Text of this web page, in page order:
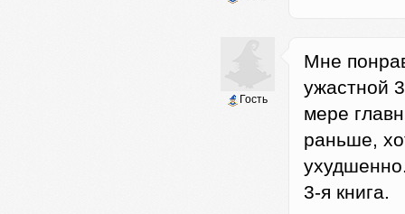
Гость
Мне
ужастной
мере
раньше,
3-я книга.